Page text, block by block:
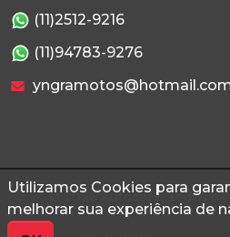
Utilizamos Cookies para
melhorar sua experiência de
(11)2512-9216
(11)94783-9276
© 2026 Autoconf. Todos os